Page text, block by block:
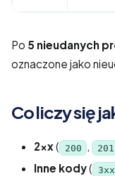
Po 5 nieudanych
oznaczone jako
Co liczy się
2xx( 200 , 201
Inne kody( 3xx